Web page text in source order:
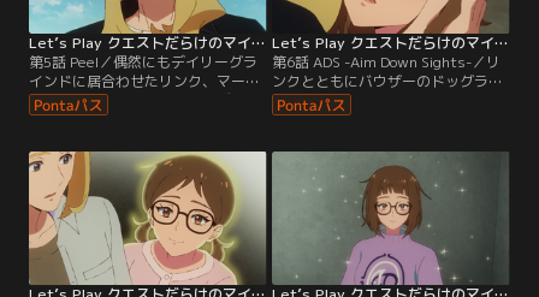
Let’s Play クエストだらけのマイライフ 第05話
第5話 Peel／偶然にもデイリーグラ
インドに居合わせたリンク、マーシ
ャル、そしてサムとチャールズ。な
んと、マーシャルとチャールズは以
らマーシャルの過去を聞いたサム
は、自分の夢と仕事にも思いを馳せ
て今後の進路に悩む。
Let’s Play クエストだらけのマイライフ 第06話
第6話 ADS -Aim Down Sights-／リ
ンクとともにバウザーのドッグラン
へ訪れたサムは、偶然マーシャルと
モニカに出会う。リンクとの時間を
そうではないのか…と悶々としなが
らも少しずつ心を開くサム。一方、
チャールズは過去のある出来事を思
い出していた。